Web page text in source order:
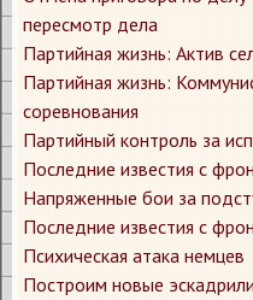
пересмотр дела
Партийная жизнь: Актив
Партийная жизнь:
соревнования
Партийный контроль за
Последние известия с
Напряженные бои за
Последние известия с
Психическая атака немцев
Построим новые